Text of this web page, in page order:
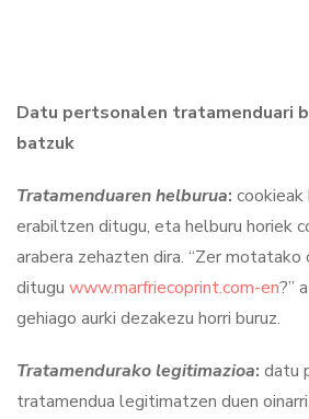
Datu pertsonalen tratamenduari
batzuk
Tratamenduaren helburua:
erabiltzen ditugu, eta helburu horiek
arabera zehazten dira. “Zer
ditugu www.marfriecoprint.com-en?”
gehiago aurki dezakezu horri buruz.
Tratamendurako legitimazioa: datu
tratamendua legitimatzen duen